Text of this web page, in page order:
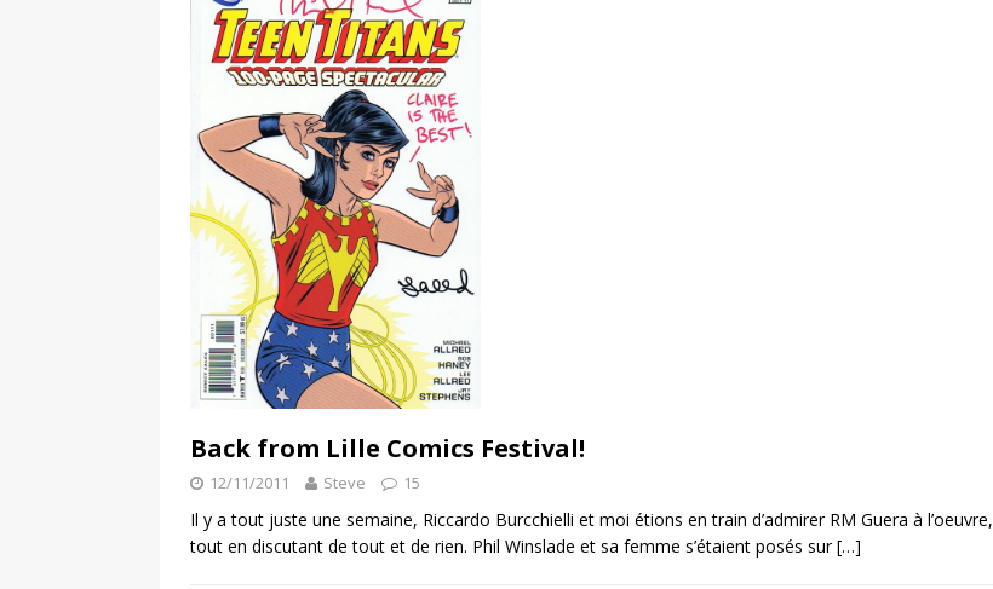
Back from Lille Comics Festival!
12/11/2011 Steve 15
Il y a tout juste une semaine, Riccardo Burcchielli et moi étions en train d’admirer RM Guera à l’oeuvre,
tout en discutant de tout et de rien. Phil Winslade et sa femme s’étaient posés sur[…]